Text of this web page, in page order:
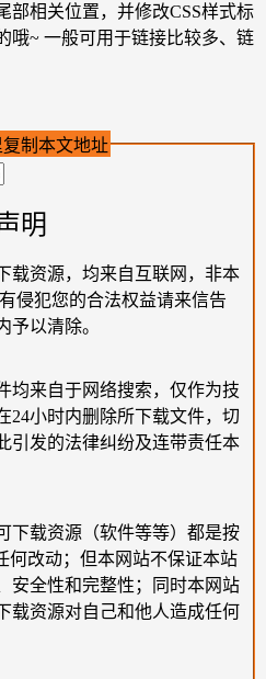
部相关位置，并修改CSS样式标
哦~ 一般可用于链接比较多、链
复制本文地址
明
载资源，均来自互联网，非本
侵犯您的合法权益请来信告
予以清除。
均来自于网络搜索，仅作为技
24小时内删除所下载文件，切
引发的法律纠纷及连带责任本
下载资源（软件等等）都是按
何改动；但本网站不保证本站
安全性和完整性；同时本网站
载资源对自己和他人造成任何